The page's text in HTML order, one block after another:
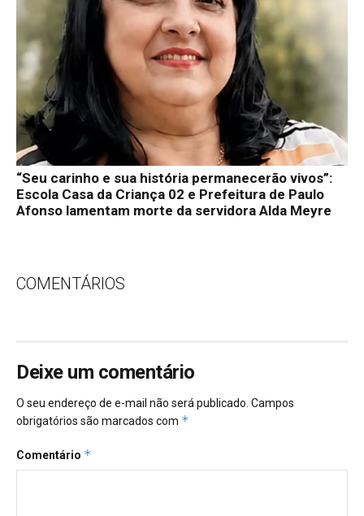
“Seu carinho e sua história permanecerão vivos”:
Escola Casa da Criança 02 e Prefeitura de Paulo
Afonso lamentam morte da servidora Alda Meyre
COMENTÁRIOS
Deixe um comentário
O seu endereço de e-mail não será publicado. Campos
obrigatórios são marcados com *
Comentário *